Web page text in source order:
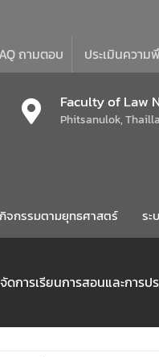
ถามตอบ ประเมินความ
Faculty of Law
Phitsanulok,
กิจกรรมตามยุทธศาสตร์ ระ
ารเรียนการสอนและการปร